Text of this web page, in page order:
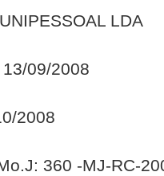
LDA
09/2008
2008
360 -MJ-RC-